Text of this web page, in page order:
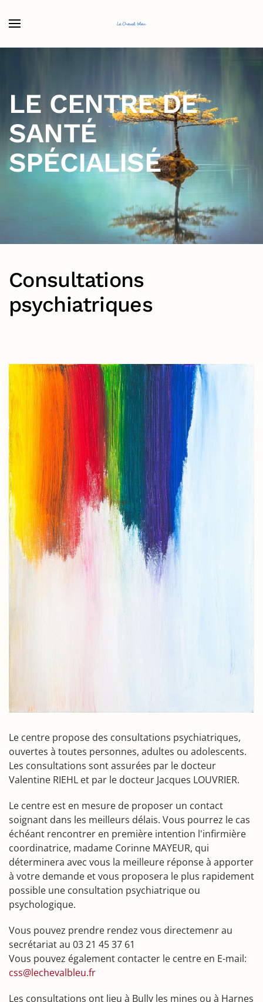
LE CENTRE DE
SANTÉ
SPÉCIALISÉ
Consultations
psychiatriques
Le centre propose des consultations psychiatriques,
ouvertes à toutes personnes, adultes ou adolescents.
Les consultations sont assurées par le docteur
Valentine RIEHL et par le docteur Jacques LOUVRIER.
Le centre est en mesure de proposer un contact
soignant dans les meilleurs délais. Vous pourrez le cas
échéant rencontrer en première intention l'infirmière
coordinatrice, madame Corinne MAYEUR, qui
déterminera avec vous la meilleure réponse à apporter
à votre demande et vous proposera le plus rapidement
possible une consultation psychiatrique ou
psychologique.
Vous pouvez prendre rendez vous directemenr au
secrétariat au 03 21 45 37 61
Vous pouvez également contacter le centre en E-mail:
css@lechevalbleu.fr
Les consultations ont lieu à Bully les mines ou à Harnes